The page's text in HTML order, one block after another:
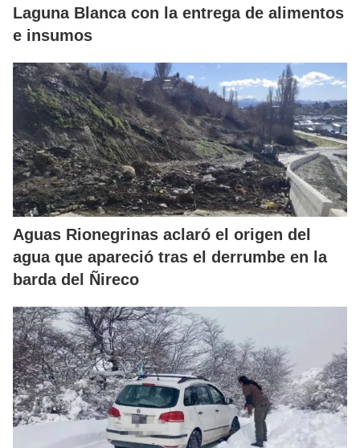
Laguna Blanca con la entrega de alimentos
e insumos
Aguas Rionegrinas aclaró el origen del
agua que apareció tras el derrumbe en la
barda del Ñireco